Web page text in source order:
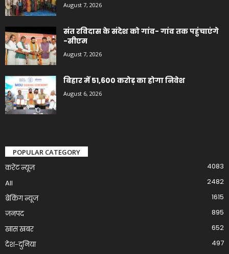
August 7, 2026
संत रविदास के संदेश को गांव- गांव तक पहुंचाएंगे
-सीएम
August 7, 2026
बिहार में 51,600 करोड़ का होगा निवेश
August 6, 2026
POPULAR CATEGORY
करेंट न्यूज़
4083
All
2482
ब्रेकिंग न्यूज
1615
जनपद
895
खास खबर
652
देश-दुनिया
497